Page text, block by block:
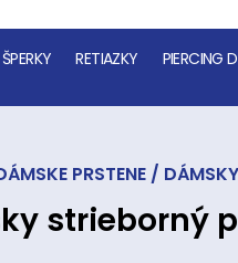
RETIAZKY PIERCING
PRSTENE /
strieborný